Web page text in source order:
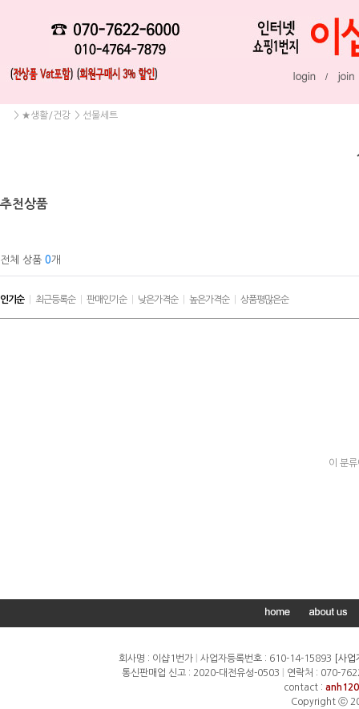
> ★생활/건강 > 선물세트
추천상품
전체 상품 0개
인기순| 최근등록순| 판매인기순| 낮은가격순| 높은가격순| 상품평많은순
이 분
회사명 : 이샵1번가 사업자등록번호 : 610-14-15893
[사
통신판매업 신고 : 2020-대전유성-0503
연락처 : 070-
contact :
Copyright ⓒ